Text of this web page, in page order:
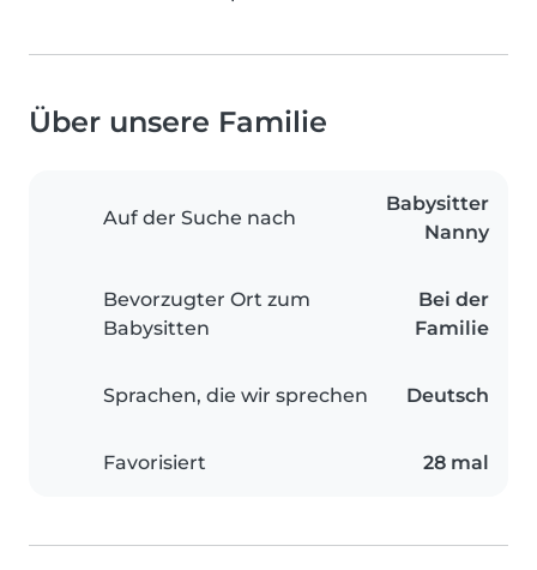
Über unsere Familie
Auf der Suche nach
Babysitter
Nanny
Bevorzugter Ort zum
Babysitten
Bei der
Familie
Sprachen, die wir sprechen Deutsch
Favorisiert 28 mal